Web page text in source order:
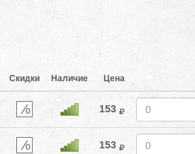
Скидки Наличие Цена
153
153